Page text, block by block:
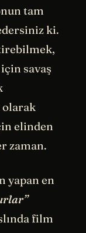
tam
ki.
savaş
elinden
zaman.
yapan en
film